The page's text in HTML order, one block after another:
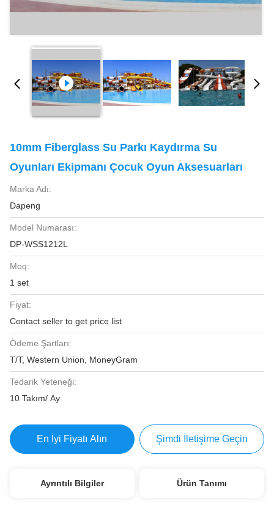
10mm Fiberglass Su Parkı Kaydırma Su
Oyunları Ekipmanı Çocuk Oyun Aksesuarları
Marka Adı:
Dapeng
Model Numarası:
DP-WSS1212L
Moq:
1 set
Fiyat:
Contact seller to get price list
Ödeme Şartları:
T/T, Western Union, MoneyGram
Tedarik Yeteneği:
10 Takım/ Ay
En İyi Fiyatı Alın Şimdi İletişime Geçin
Ayrıntılı Bilgiler Ürün Tanımı